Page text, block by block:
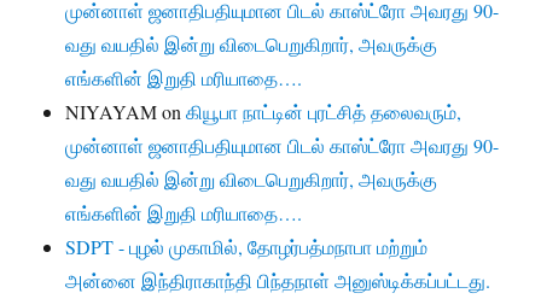
முன்னாள் ஜனாதிபதியுமான பிடல் காஸ்ட்ரோ அவரது 90-
வது வயதில் இன்று விடைபெறுகிறார், அவருக்கு
எங்களின் இறுதி மரியாதை….
NIYAYAMonகியூபா நாட்டின் புரட்சித் தலைவரும்,
முன்னாள் ஜனாதிபதியுமான பிடல் காஸ்ட்ரோ அவரது 90-
வது வயதில் இன்று விடைபெறுகிறார், அவருக்கு
எங்களின் இறுதி மரியாதை….
SDPT - புழல் முகாமில், தோழர்பத்மநாபா மற்றும்
அன்னை இந்திராகாந்தி பிந்தநாள் அனுஸ்டிக்கப்பட்டது.